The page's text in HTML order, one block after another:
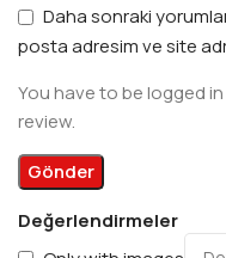
Değerlendirmeler
Daha sonraki
posta adresim ve site
You have to be logged
review.